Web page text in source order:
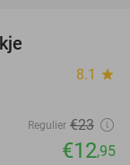
8.1 star
Regulier €23
€12,95